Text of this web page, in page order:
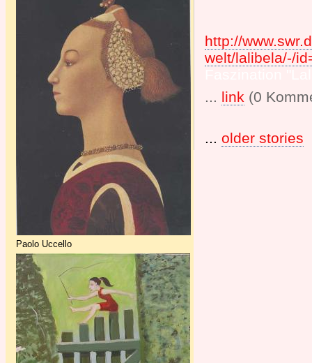
Paolo Uccello
http://
welt/lalibela/-/
... link (0
... older stories